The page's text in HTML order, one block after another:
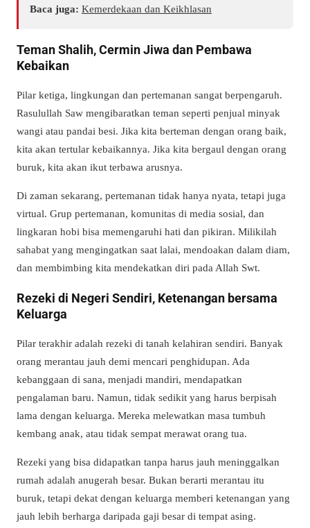
Baca juga: Kemerdekaan dan Keikhlasan
Teman Shalih, Cermin Jiwa dan Pembawa
Kebaikan
Pilar ketiga, lingkungan dan pertemanan sangat berpengaruh.
Rasulullah Saw mengibaratkan teman seperti penjual minyak
wangi atau pandai besi. Jika kita berteman dengan orang baik,
kita akan tertular kebaikannya. Jika kita bergaul dengan orang
buruk, kita akan ikut terbawa arusnya.
Di zaman sekarang, pertemanan tidak hanya nyata, tetapi juga
virtual. Grup pertemanan, komunitas di media sosial, dan
lingkaran hobi bisa memengaruhi hati dan pikiran. Milikilah
sahabat yang mengingatkan saat lalai, mendoakan dalam diam,
dan membimbing kita mendekatkan diri pada Allah Swt.
Rezeki di Negeri Sendiri, Ketenangan bersama
Keluarga
Pilar terakhir adalah rezeki di tanah kelahiran sendiri. Banyak
orang merantau jauh demi mencari penghidupan. Ada
kebanggaan di sana, menjadi mandiri, mendapatkan
pengalaman baru. Namun, tidak sedikit yang harus berpisah
lama dengan keluarga. Mereka melewatkan masa tumbuh
kembang anak, atau tidak sempat merawat orang tua.
Rezeki yang bisa didapatkan tanpa harus jauh meninggalkan
rumah adalah anugerah besar. Bukan berarti merantau itu
buruk, tetapi dekat dengan keluarga memberi ketenangan yang
jauh lebih berharga daripada gaji besar di tempat asing.